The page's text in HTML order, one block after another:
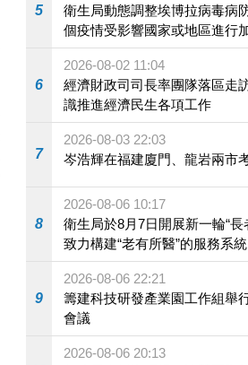
5
衛生局動態調整埃博拉病毒病
個疫情受影響國家或地區進行
施
6
2026-08-02 11:04
經濟財政司司長率團隊落區走
識推進經濟民生各項工作
7
2026-08-03 22:03
岑浩輝在福建廈門、龍岩兩市
8
2026-08-06 10:17
衛生局於8月7日開展新一輪“長
致力構建“老有所醫”的服務系統
9
2026-08-06 22:21
籌建科技研發產業園工作組舉
會議
2026-08-06 20:13